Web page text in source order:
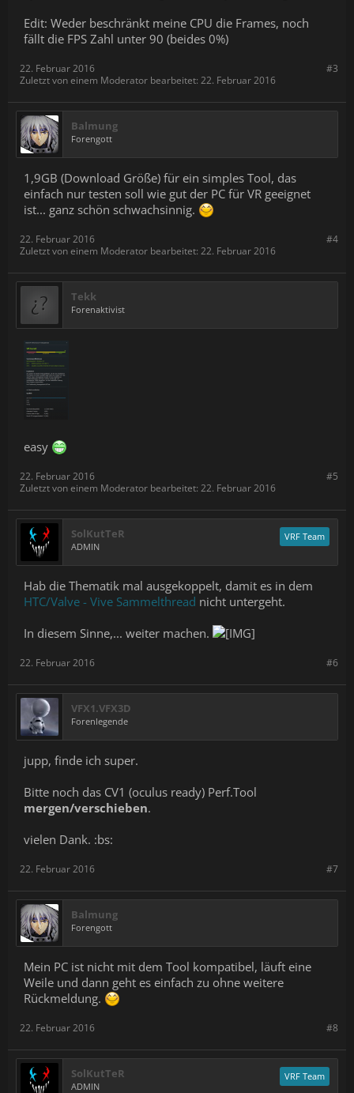
Edit: Weder beschränkt meine CPU die Frames, noch
fällt die FPS Zahl unter 90 (beides 0%)
#3
22. Februar 2016
Zuletzt von einem Moderator bearbeitet: 22. Februar 2016
Balmung
Forengott
1,9GB (Download Größe) für ein simples Tool, das
einfach nur testen soll wie gut der PC für VR geeignet
ist... ganz schön schwachsinnig.
#4
22. Februar 2016
Zuletzt von einem Moderator bearbeitet: 22. Februar 2016
Tekk
Forenaktivist
easy
#5
22. Februar 2016
Zuletzt von einem Moderator bearbeitet: 22. Februar 2016
SolKutTeR
ADMIN
VRF Team
Hab die Thematik mal ausgekoppelt, damit es in dem
HTC/Valve - Vive Sammelthread nicht untergeht.
In diesem Sinne,... weiter machen.
#6
22. Februar 2016
VFX1.VFX3D
Forenlegende
jupp, finde ich super.
Bitte noch das CV1 (oculus ready) Perf.Tool
mergen/verschieben.
vielen Dank. :bs:
#7
22. Februar 2016
Balmung
Forengott
Mein PC ist nicht mit dem Tool kompatibel, läuft eine
Weile und dann geht es einfach zu ohne weitere
Rückmeldung.
#8
22. Februar 2016
SolKutTeR
ADMIN
VRF Team